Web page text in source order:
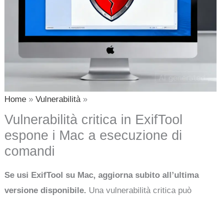
Home Vulnerabilità
Vulnerabilità critica in ExifTool
espone i Mac a esecuzione di
comandi
Se usi ExifTool su Mac, aggiorna subito all’ultima
versione disponibile. Una vulnerabilità critica può